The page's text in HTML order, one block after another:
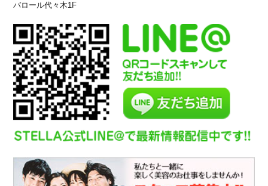
バロール代々木1F